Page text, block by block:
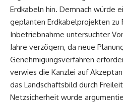
Erdkabeln hin. Demnach würde
geplanten Erdkabelprojekten zu
Inbetriebnahme untersuchter
Jahre verzögern, da neue
Genehmigungsverfahren
verwies die Kanzlei auf
das Landschaftsbild durch
Netzsicherheit wurde